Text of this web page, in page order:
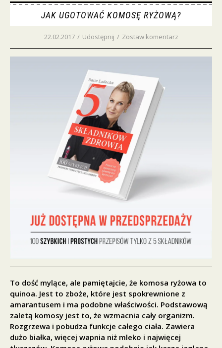
JAK UGOTOWAĆ KOMOSĘ RYŻOWĄ?
22.02.2017 / Udostępnij / Zostaw komentarz
To dość mylące, ale pamiętajcie, że komosa ryżowa to
quinoa. Jest to zboże, które jest spokrewnione z
amarantusem i ma podobne właściwości. Podstawową
zaletą komosy jest to, że wzmacnia cały organizm.
Rozgrzewa i pobudza funkcje całego ciała. Zawiera
dużo białka, więcej wapnia niż mleko i najwięcej